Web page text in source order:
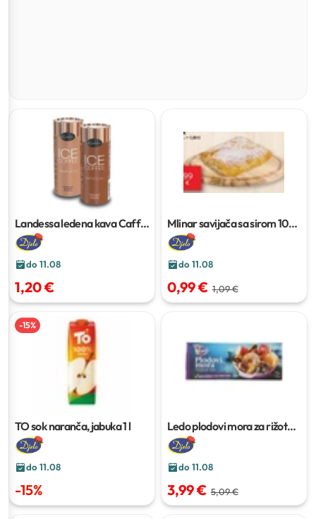
Landessa ledena kava Caffe
Latte, Cappuccino
do 11.08
1,20 €
Mlinar savijača sa sirom100
g
do 11.08
0,99 € 1,09 €
-15%
TO sok naranča, jabuka1 l
do 11.08
-15%
Ledo plodovi mora za rižoto
300 g
do 11.08
3,99 € 5,09 €